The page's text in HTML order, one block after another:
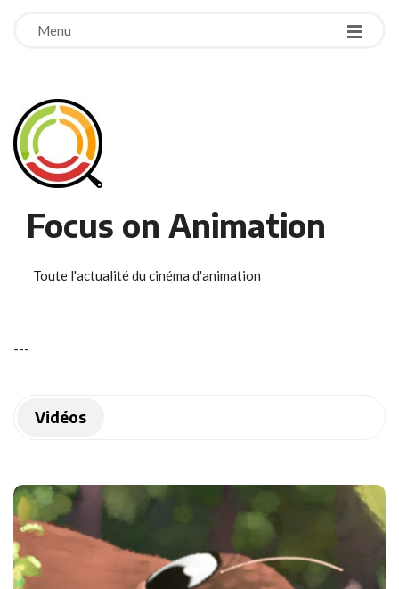
Menu
Focus on Animation
Toute l'actualité du cinéma d'animation
---
Vidéos